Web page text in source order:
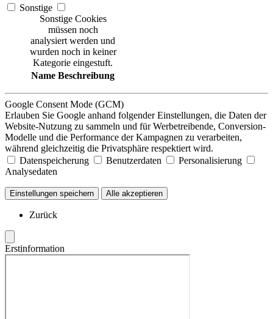
Sonstige
Sonstige Cookies
müssen noch
analysiert werden und
wurden noch in keiner
Kategorie eingestuft.
Name Beschreibung
Google Consent Mode (GCM)
Erlauben Sie Google anhand folgender Einstellungen, die Daten der
Website-Nutzung zu sammeln und für Werbetreibende, Conversion-
Modelle und die Performance der Kampagnen zu verarbeiten,
während gleichzeitig die Privatsphäre respektiert wird.
Datenspeicherung
Benutzerdaten
Personalisierung
Analysedaten
Einstellungen speichern Alle akzeptieren
Zurück
Erstinformation